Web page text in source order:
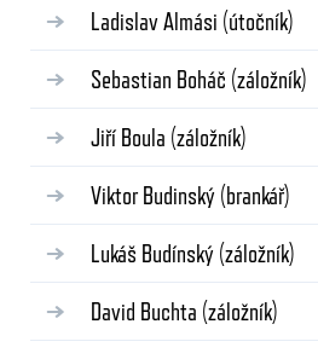
Ladislav Almási (útočník)
Sebastian Boháč (záložník)
Jiří Boula (záložník)
Viktor Budinský (brankář)
Lukáš Budínský (záložník)
David Buchta (záložník)